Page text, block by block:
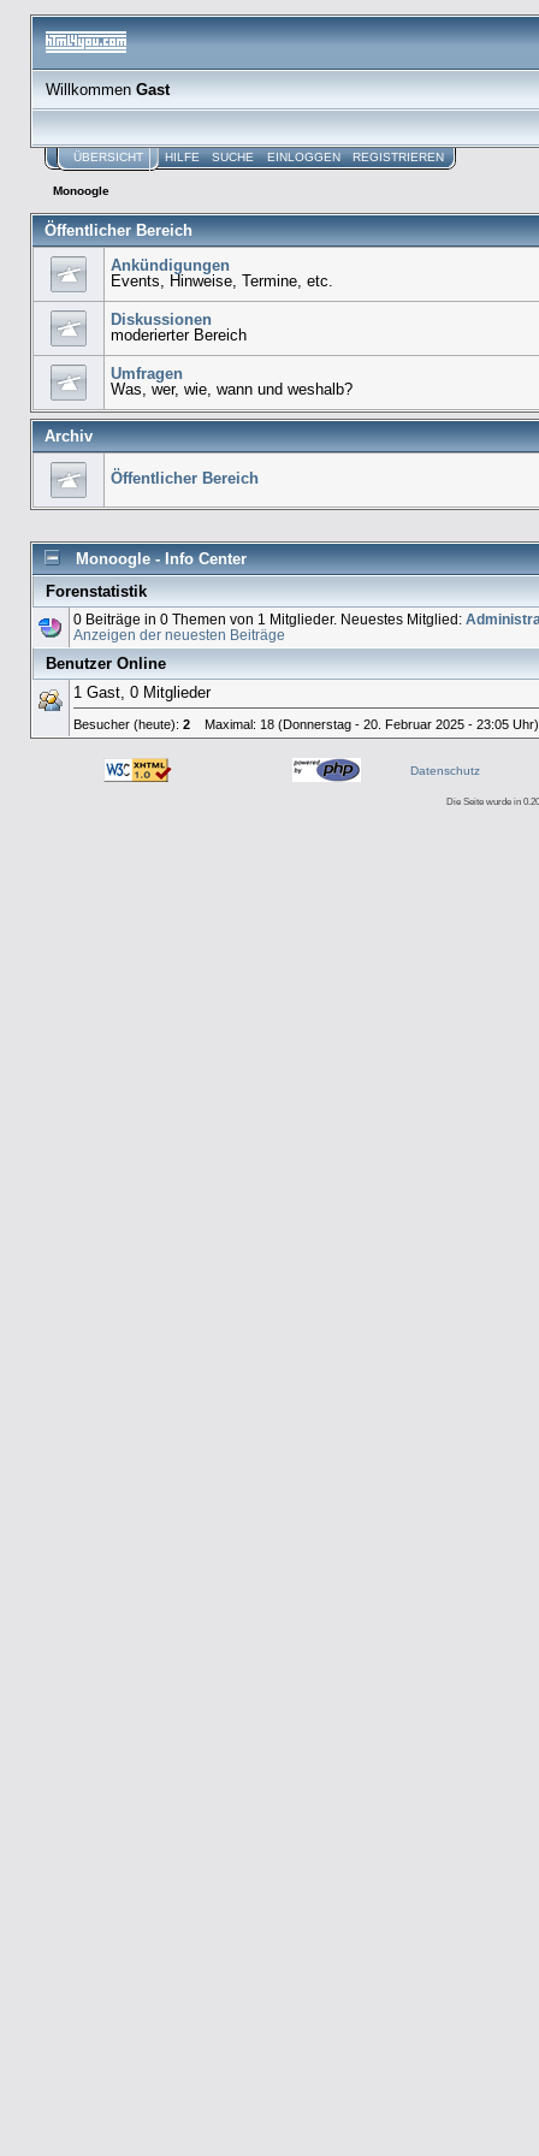
WillkommenGast
ÜBERSICHT HILFE SUCHE EINLOGGEN REGISTRIEREN
Monoogle
Öffentlicher Bereich
Ankündigungen
Events, Hinweise, Termine, etc.
Diskussionen
moderierter Bereich
Umfragen
Was, wer, wie, wann und weshalb?
Archiv
Öffentlicher Bereich
Monoogle - Info Center
Forenstatistik
0 Beiträge in 0 Themen von 1 Mitglieder. Neuestes Mitglied:
Anzeigen der neuesten Beiträge
Benutzer Online
1 Gast, 0 Mitglieder
Besucher (heute):2 Maximal: 18 (Donnerstag - 20. Februar 2025 - 23:05 Uhr)
Datenschutz
Die Seite wurde in